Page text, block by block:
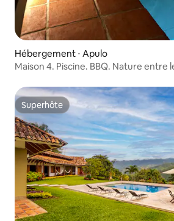
Hébergement ⋅ Apulo
Maison 4. Piscine. BBQ. Nature entre
Superhôte
Superhôte